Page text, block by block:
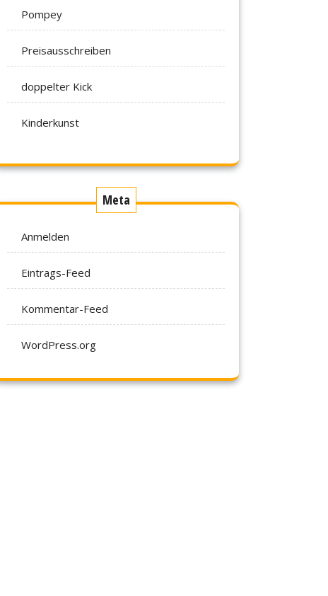
Pompey
Preisausschreiben
doppelter Kick
Kinderkunst
Meta
Anmelden
Eintrags-Feed
Kommentar-Feed
WordPress.org